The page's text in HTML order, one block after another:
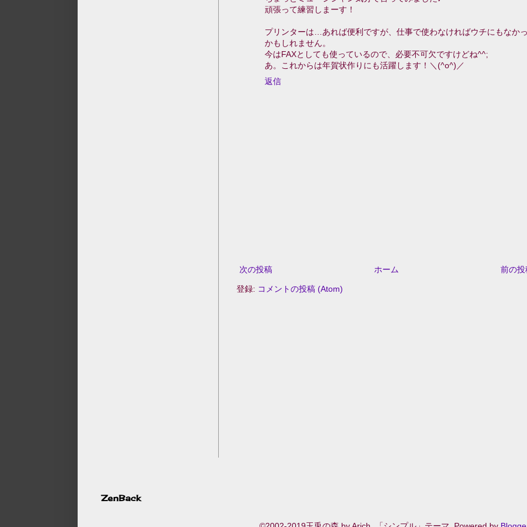
頑張って練習しまーす！
プリンターは…あれば便利ですが、仕事で使わなければウチにもなか
かもしれません。
今はFAXとしても使っているので、必要不可欠ですけどね^^;
あ。これからは年賀状作りにも活躍します！＼(^o^)／
返信
次の投稿 前の投
ホーム
登録: コメントの投稿 (Atom)
ZenBack